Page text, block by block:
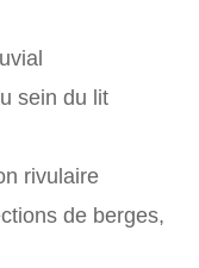
sein du lit
rivulaire
de berges,